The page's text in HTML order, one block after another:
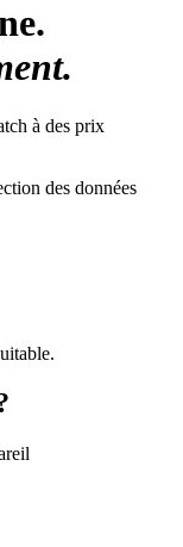
à des prix
des données